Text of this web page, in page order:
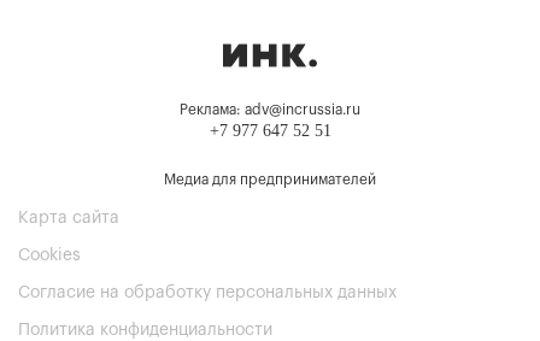
Реклама: adv@incrussia.ru
+7 977 647 52 51
Медиа для предпринимателей
Карта сайта
Cookies
Согласие на обработку персональных данных
Политика конфиденциальности